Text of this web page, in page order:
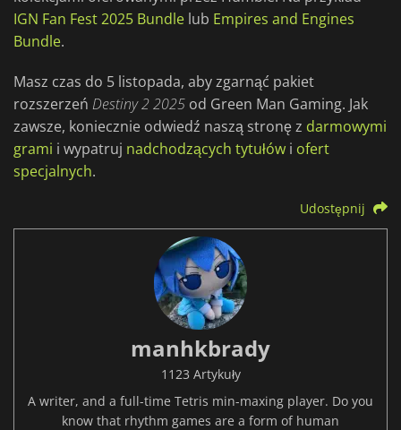
IGN Fan Fest 2025 Bundle lub Empires and Engines
Bundle.
Masz czas do 5 listopada, aby zgarnąć pakiet
rozszerzeń Destiny 2 2025 od Green Man Gaming. Jak
zawsze, koniecznie odwiedź naszą stronę z darmowymi
grami i wypatruj nadchodzących tytułów i ofert
specjalnych.
Udostępnij
manhkbrady
1123 Artykuły
A writer, and a full-time Tetris min-maxing player. Do you
know that rhythm games are a form of human